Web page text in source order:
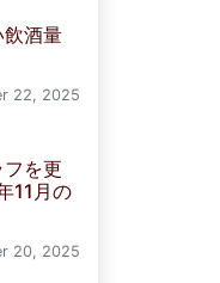
酒量
22, 2025
フを更
11月の
20, 2025